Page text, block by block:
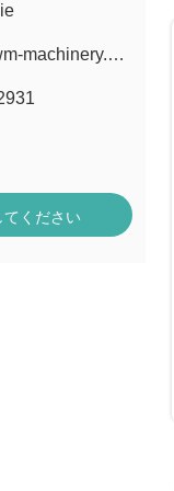
jessie@wm-machinery.com
てください